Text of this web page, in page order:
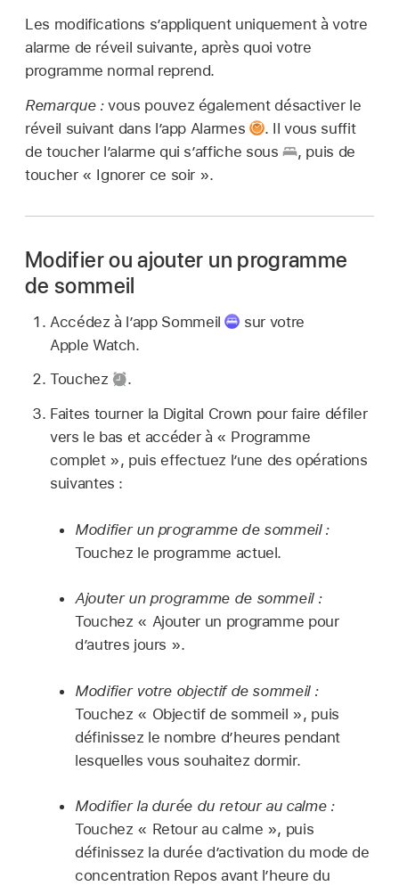
Les modifications s’appliquent uniquement à votre
alarme de réveil suivante, après quoi votre
programme normal reprend.
Remarque :vous pouvez également désactiver le
réveil suivant dans l’app Alarmes
. Il vous suffit
de toucher l’alarme qui s’affiche sous
, puis de
toucher « Ignorer ce soir ».
Modifier ou ajouter un programme
de sommeil
Accédez à l’app Sommeil
sur votre
Apple Watch.
Touchez
.
Faites tourner la Digital Crown pour faire défiler
vers le bas et accéder à « Programme
complet », puis effectuez l’une des opérations
suivantes :
Modifier un programme de sommeil :
Touchez le programme actuel.
Ajouter un programme de sommeil :
Touchez « Ajouter un programme pour
d’autres jours ».
Modifier votre objectif de sommeil :
Touchez « Objectif de sommeil », puis
définissez le nombre d’heures pendant
lesquelles vous souhaitez dormir.
Modifier la durée du retour au calme :
Touchez « Retour au calme », puis
définissez la durée d’activation du mode de
concentration Repos avant l’heure du